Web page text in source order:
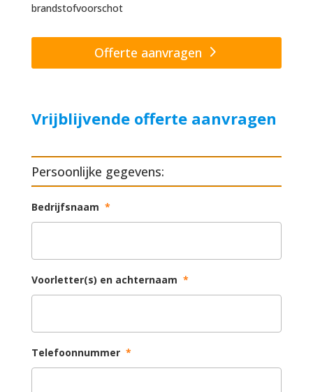
brandstofvoorschot
Offerte aanvragen
Vrijblijvende offerte aanvragen
Persoonlijke gegevens:
Bedrijfsnaam *
Voorletter(s) en achternaam *
Telefoonnummer *